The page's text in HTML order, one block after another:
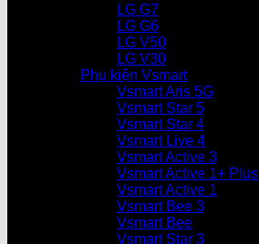
LG G7
LG G6
LG V50
LG V30
Phụ kiện Vsmart
Vsmart Aris 5G
Vsmart Star 5
Vsmart Star 4
Vsmart Live 4
Vsmart Active 3
Vsmart Active 1+ Plus
Vsmart Active 1
Vsmart Bee 3
Vsmart Bee
Vsmart Star 3